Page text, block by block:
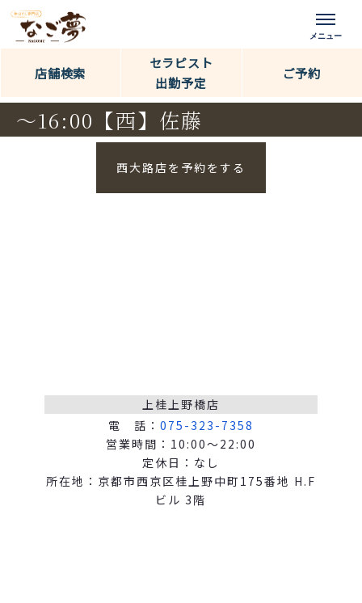
店舗検索 ご予約
セラピスト
出勤予定
～16:00【西】佐藤
西大路店を予約をする
上桂上野橋店
電 話： 075-323-7358
営業時間：10:00～22:00
定休日：なし
所在地：京都市西京区桂上野中町175番地 H.F
ビル 3階